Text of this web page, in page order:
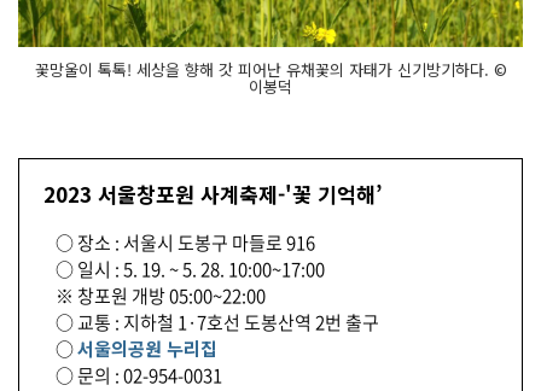
꽃망울이 톡톡! 세상을 향해 갓 피어난 유채꽃의 자태가 신기방기하다. ©
이봉덕
2023 서울창포원 사계축제-'꽃 기억해’
○ 장소 : 서울시 도봉구 마들로 916
○ 일시 : 5. 19. ~ 5. 28. 10:00~17:00
※ 창포원 개방 05:00~22:00
○ 교통 : 지하철 1·7호선 도봉산역 2번 출구
○서울의공원 누리집
○ 문의 : 02-954-0031